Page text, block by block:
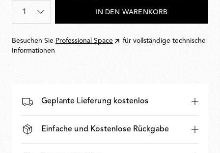
500,00
Menge
IN DEN WARENKORB
Besuchen Sie Professional Space
für vollständige technische
Informationen
Geplante Lieferung kostenlos
Einfache und Kostenlose Rückgabe